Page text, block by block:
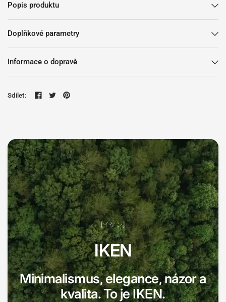
Popis produktu
Doplňkové parametry
Informace o dopravě
Sdílet:
[イケン]
IKEN
Minimalismus, elegance, názor a
kvalita. To je IKEN.